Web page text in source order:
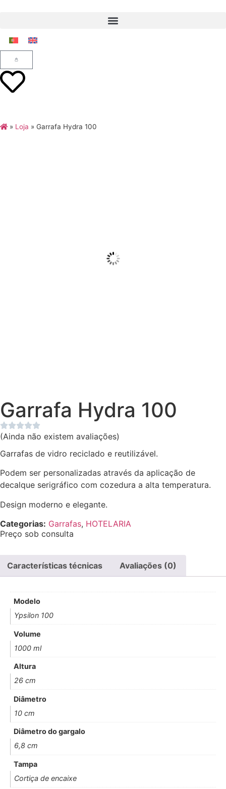
» Loja » Garrafa Hydra 100
Garrafa Hydra 100
(Ainda não existem avaliações)
Garrafas de vidro reciclado e reutilizável.
Podem ser personalizadas através da aplicação de
decalque serigráfico com cozedura a alta temperatura.
Design moderno e elegante.
Categorias: Garrafas, HOTELARIA
Preço sob consulta
Características técnicas Avaliações (0)
Modelo
Ypsilon 100
Volume
1000 ml
Altura
26 cm
Diâmetro
10 cm
Diâmetro do gargalo
6,8 cm
Tampa
Cortiça de encaixe